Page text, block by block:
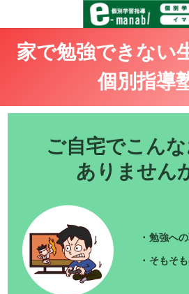
家で勉強できない
個別指導
ご自宅でこん
ありません
･ 勉強へ
･ そもそ